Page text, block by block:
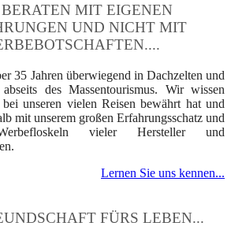
MIT EIGENEN
UND NICHT MIT
35 Jahren überwiegend in Dachzelten und
abseits des Massentourismus. Wir wissen
unseren vielen Reisen bewährt hat und
mit unserem großen Erfahrungsschatz und
vieler Hersteller und
Lernen Sie uns kennen...
FÜRS LEBEN...